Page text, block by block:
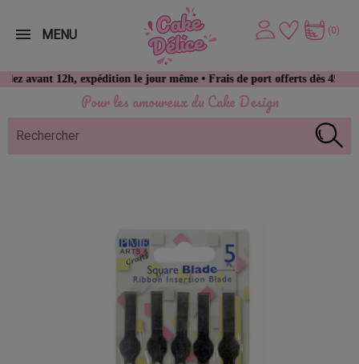
Pour les amoureux du Cake Design
12h, expédition le jour même • Frais de port offerts dès 49 € d’achat
(0)
MENU